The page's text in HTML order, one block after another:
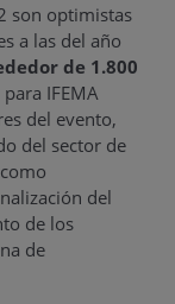
son optimistas
a las del año
de 1.800
IFEMA
del evento,
del sector de
del
de los
de